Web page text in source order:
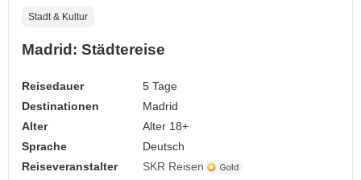
Stadt & Kultur
Madrid: Städtereise
Reisedauer
5 Tage
Destinationen
Madrid
Alter
Alter 18+
Sprache
Deutsch
Reiseveranstalter
SKR Reisen